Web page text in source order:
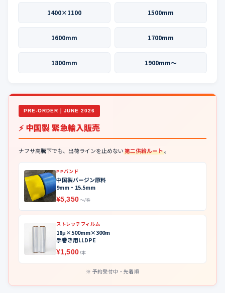
1400×1100 1500mm
1600mm 1700mm
1800mm 1900mm〜
PRE-ORDER｜JUNE 2026
⚡ 中国製 緊急輸入販売
ナフサ高騰下でも、出荷ラインを止めない第二供給ルート。
PPバンド
中国製バージン原料
9mm・15.5mm
¥5,350 〜/巻
ストレッチフィルム
18μ×500mm×300m
手巻き用LLDPE
¥1,500 /本
予約受付中・先着順